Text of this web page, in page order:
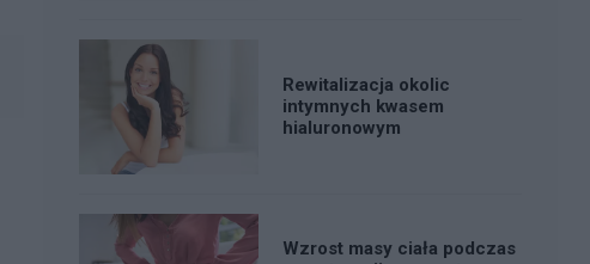
Rewitalizacja okolic
intymnych kwasem
hialuronowym
Wzrost masy ciała podczas